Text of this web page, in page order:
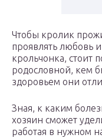
Чтобы кролик
проявлять любовь
крольчонка, стоит
родословной, кем
здоровьем они
Зная, к каким
хозяин сможет
работая в нужном